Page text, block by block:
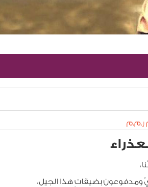
ر.م.م
ومدفوعون بضيقاتِ هذا الجيل،